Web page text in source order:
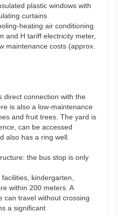
plastic windows with
curtains
heating air conditioning
and H tariff electricity meter,
maintenance costs (approx.
direct connection with the
is also a low-maintenance
and fruit trees. The yard is
can be accessed
also has a ring well.
the bus stop is only
kindergarten,
within 200 meters. A
can travel without crossing
a significant